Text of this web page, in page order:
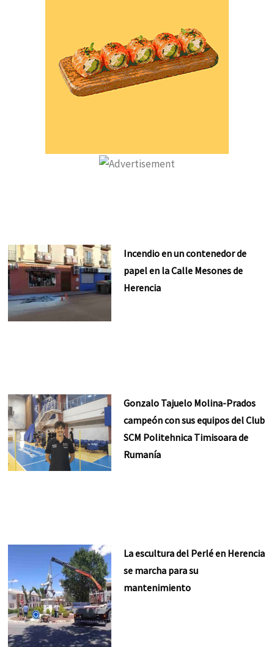
Incendio en un contenedor de
papel en la Calle Mesones de
Herencia
Gonzalo Tajuelo Molina-Prados
campeón con sus equipos del Club
SCM Politehnica Timisoara de
Rumanía
La escultura del Perlé en Herencia
se marcha para su
mantenimiento